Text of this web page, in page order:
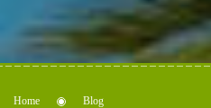
Home Blog